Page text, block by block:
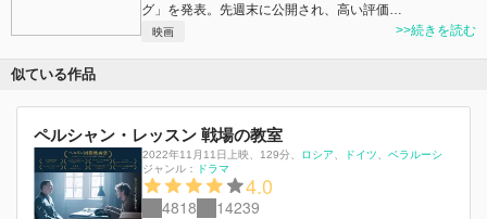
グ」を発表。先週末に公開され、高い評価…
映画 >>続きを読む
似ている作品
ペルシャン・レッスン 戦場の教室
2022年11月11日上映 129分 ロシア ドイツ
ベラルーシ
ジャンル：
ドラマ
4.0
4818 14239